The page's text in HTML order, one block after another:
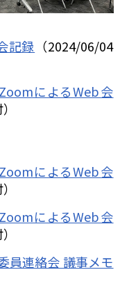
記録 （2024/06/04
によるWeb会
によるWeb会
によるWeb会
員連絡会 議事メモ